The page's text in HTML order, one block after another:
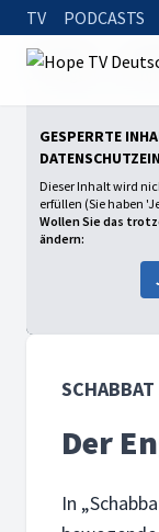
TV PODCASTS
Startseite
Der Engel von
GESPERRTE
Dieser Inhalt wird
erfüllen (Sie haben
Wollen Sie das
ändern:
Der
In